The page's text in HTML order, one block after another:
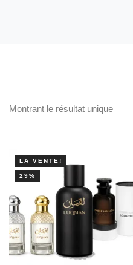
Montrant le résultat unique
LA VENTE!
29%